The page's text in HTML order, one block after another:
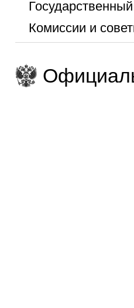
Комиссии и